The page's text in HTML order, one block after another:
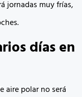
jornadas muy frías,
días en
aire polar no será